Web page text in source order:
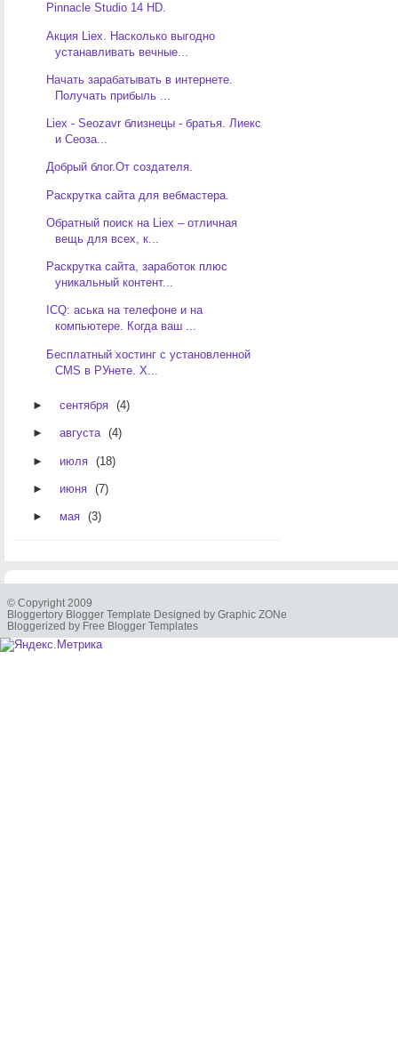
Pinnacle Studio 14 HD.
Акция Liex. Насколько выгодно
устанавливать вечные...
Начать зарабатывать в интернете.
Получать прибыль ...
Liex - Seozavr близнецы - братья. Лиекс
и Сеоза...
Добрый блог.От создателя.
Раскрутка сайта для вебмастера.
Обратный поиск на Liex – отличная
вещь для всех, к...
Раскрутка сайта, заработок плюс
уникальный контент...
ICQ: аська на телефоне и на
компьютере. Когда ваш ...
Бесплатный хостинг с установленной
CMS в РУнете. Х...
► сентября (4)
► августа (4)
► июля (18)
► июня (7)
► мая (3)
© Copyright 2009
Bloggertory Blogger Template Designed by Graphic ZONe
Bloggerized by Free Blogger Templates